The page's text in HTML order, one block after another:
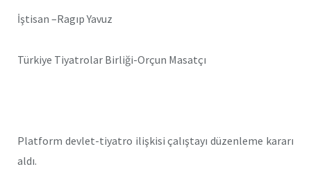
İştisan –Ragıp Yavuz
Türkiye Tiyatrolar Birliği-Orçun Masatçı
Platform devlet-tiyatro ilişkisi çalıştayı düzenleme kararı
aldı.